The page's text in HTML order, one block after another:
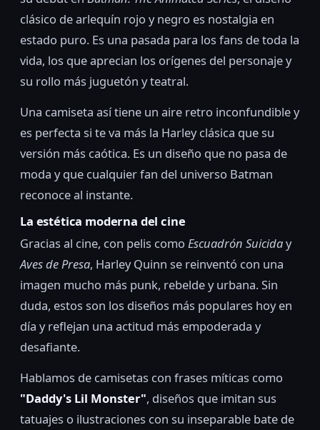
clásico de arlequín rojo y negro es nostalgia en
estado puro. Es una pasada para los fans de toda la
vida, los que aprecian los orígenes del personaje y
su rollo más juguetón y teatral.
Una camiseta así tiene un aire retro inconfundible y
es perfecta si te va más la Harley clásica que su
versión más caótica. Es un diseño que no pasa de
moda y que cualquier fan del universo Batman
reconoce al instante.
La estética moderna del cine
Gracias al cine, con pelis como Escuadrón Suiciday
Aves de Presa, Harley Quinn se reinventó con una
imagen mucho más punk, rebelde y urbana. Sin
duda, estos son los diseños más populares hoy en
día y reflejan una actitud más empoderada y
desafiante.
Hablamos de camisetas con frases míticas como
"Daddy's Lil Monster", diseños que imitan sus
tatuajes o ilustraciones con su inseparable bate de